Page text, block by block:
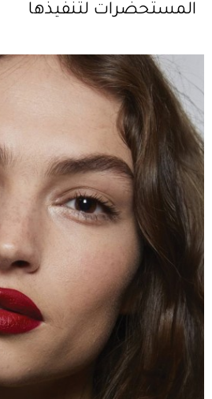
المستحضرات لتنفيذها